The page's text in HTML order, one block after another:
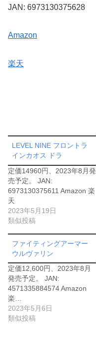
JAN: 6973130375628
Amazon
楽天
LEVEL NINE フロントラ
インカオス ドラ
定価14960円、2023年8月発
売予定。 JAN:
6973130375611 Amazon 楽
天
2023年5月19日
類似投稿
ファイティングアーマー
ウルヴァリン
定価12,600円、2023年8月
発売予定。 JAN:
4571335884574 Amazon
楽…
2023年5月6日
類似投稿